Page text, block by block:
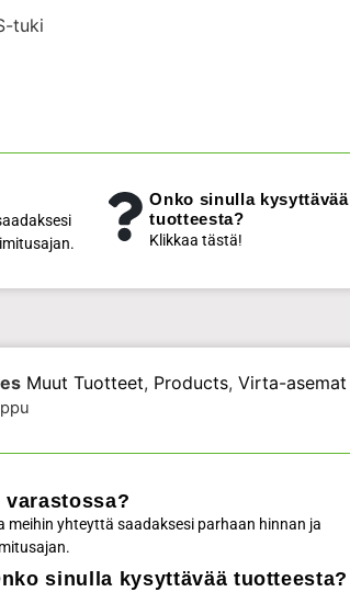
tuki
Onko sinulla kysyttävää
tuotteesta?
Klikkaa tästä!
Muut Tuotteet, Products, Virta-asemat
varastossa?
meihin yhteyttä saadaksesi parhaan hinnan ja
sinulla kysyttävää tuotteesta?